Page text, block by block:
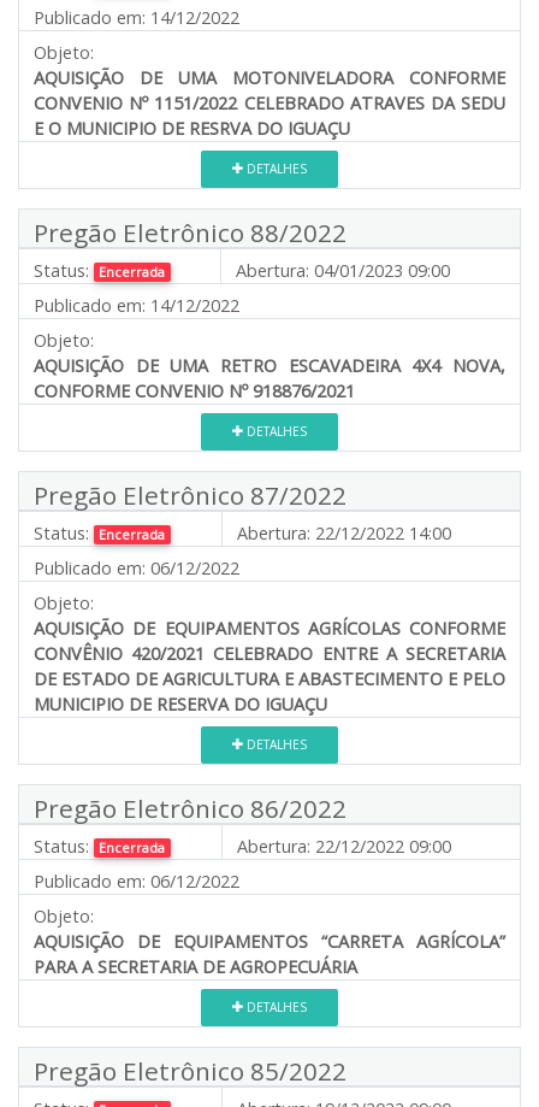
Publicado em: 14/12/2022
Objeto:
AQUISIÇÃO DE UMA MOTONIVELADORA CONFORME
CONVENIO Nº 1151/2022 CELEBRADO ATRAVES DA SEDU
E O MUNICIPIO DE RESRVA DO IGUAÇU
DETALHES
Pregão Eletrônico 88/2022
Status: Encerrada Abertura: 04/01/2023 09:00
Publicado em: 14/12/2022
Objeto:
AQUISIÇÃO DE UMA RETRO ESCAVADEIRA 4X4 NOVA,
CONFORME CONVENIO Nº 918876/2021
DETALHES
Pregão Eletrônico 87/2022
Status: Encerrada Abertura: 22/12/2022 14:00
Publicado em: 06/12/2022
Objeto:
AQUISIÇÃO DE EQUIPAMENTOS AGRÍCOLAS CONFORME
CONVÊNIO 420/2021 CELEBRADO ENTRE A SECRETARIA
DE ESTADO DE AGRICULTURA E ABASTECIMENTO E PELO
MUNICIPIO DE RESERVA DO IGUAÇU
DETALHES
Pregão Eletrônico 86/2022
Status: Encerrada Abertura: 22/12/2022 09:00
Publicado em: 06/12/2022
Objeto:
AQUISIÇÃO DE EQUIPAMENTOS “CARRETA AGRÍCOLA”
PARA A SECRETARIA DE AGROPECUÁRIA
DETALHES
Pregão Eletrônico 85/2022